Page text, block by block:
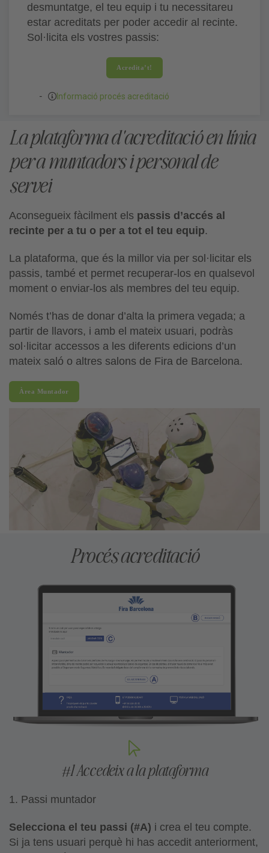
desmuntatge, el teu equip i tu necessitareu
estar acreditats per poder accedir al recinte.
Sol·licita els vostres passis:
Acredita’t!
Informació procés acreditació
La plataforma d'acreditació en línia
per a muntadors i personal de
servei
Aconsegueix fàcilment els passis d’accés al
recinte per a tu o per a tot el teu equip.
La plataforma, que és la millor via per sol·licitar els
passis, també et permet recuperar-los en qualsevol
moment o enviar-los als membres del teu equip.
Només t’has de donar d’alta la primera vegada; a
partir de llavors, i amb el mateix usuari, podràs
sol·licitar accessos a les diferents edicions d’un
mateix saló o altres salons de Fira de Barcelona.
Àrea Muntador
Procés acreditació
#1 Accedeix a la plataforma
1. Passi muntador
Selecciona el teu passi (#A) i crea el teu compte.
Si ja tens usuari perquè hi has accedit anteriorment,